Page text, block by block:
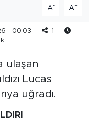
A- A+
- 00:03
1
ulaşan
Lucas
uğradı.